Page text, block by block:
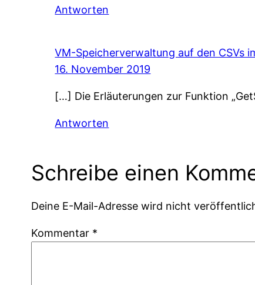
Antworten
VM-Speicherverwaltung auf den CSVs
16. November 2019
[…] Die Erläuterungen zur Funktion
Antworten
Schreibe einen
Deine E-Mail-Adresse wird nicht
Kommentar *